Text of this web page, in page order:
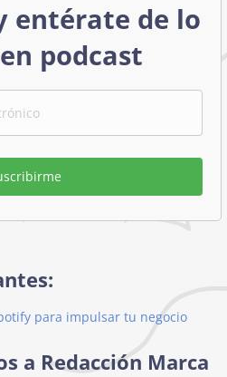
entérate de lo
podcast
para impulsar tu negocio
a Redacción Marca